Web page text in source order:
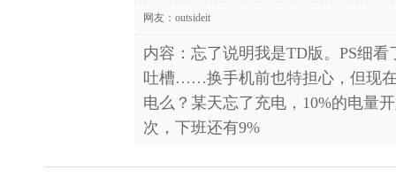
网友： outsideit
内容：忘了说明我是TD版。PS细
吐槽……换手机前也特担心，但现
电么？某天忘了充电，10%的电量
次，下班还有9%